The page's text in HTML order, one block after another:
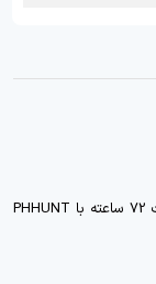
خرید از دست اول= قیمت کم ارسال سریع=مهلت تست 72 ساعته با PHHUNT